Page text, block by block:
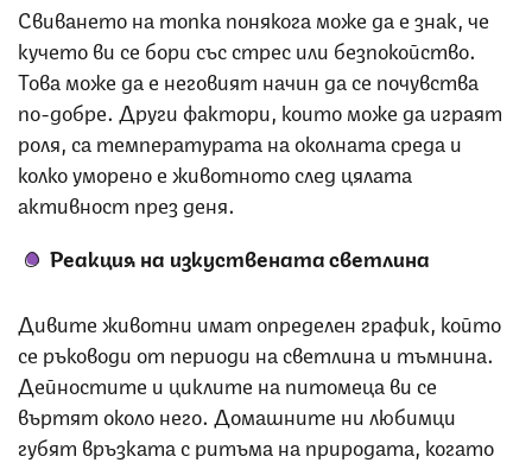
Свиването на топка понякога може да е знак, че
кучето ви се бори със стрес или безпокойство.
Това може да е неговият начин да се почувства
по-добре. Други фактори, които може да играят
роля, са температурата на околната среда и
колко уморено е животното след цялата
активност през деня.
Реакция на изкуствената светлина
Дивите животни имат определен график, който
се ръководи от периоди на светлина и тъмнина.
Дейностите и циклите на питомеца ви се
въртят около него. Домашните ни любимци
губят връзката с ритъма на природата, когато